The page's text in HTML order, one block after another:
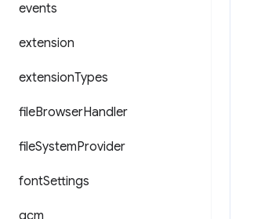
events
extension
extensionTypes
fileBrowserHandler
fileSystemProvider
fontSettings
gcm